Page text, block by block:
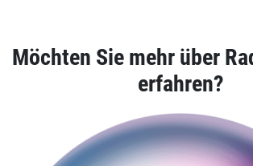
Möchten Sie mehr über
erfahren?